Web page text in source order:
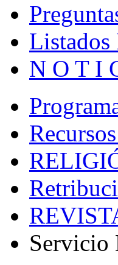
Listados
N O T I
Servicio